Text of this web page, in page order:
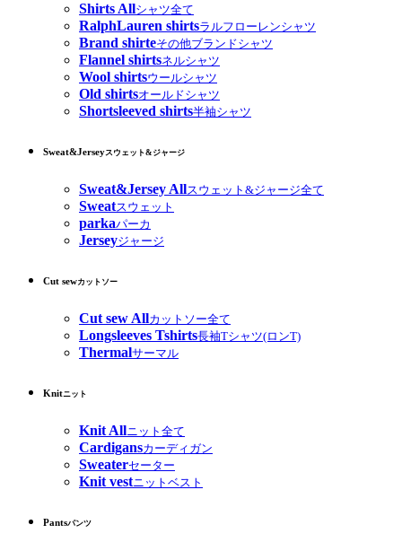
Shirts Allシャツ全て
RalphLauren shirtsラルフローレンシャツ
Brand shirteその他ブランドシャツ
Flannel shirtsネルシャツ
Wool shirtsウールシャツ
Old shirtsオールドシャツ
Shortsleeved shirts半袖シャツ
Sweat&Jerseyスウェット&ジャージ
Sweat&Jersey Allスウェット&ジャージ全て
Sweatスウェット
parkaパーカ
Jerseyジャージ
Cut sewカットソー
Cut sew Allカットソー全て
Longsleeves Tshirts長袖Tシャツ(ロンT)
Thermalサーマル
Knitニット
Knit Allニット全て
Cardigansカーディガン
Sweaterセーター
Knit vestニットベスト
Pantsパンツ